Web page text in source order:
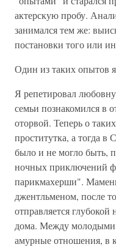
актерскую пробу.
занимался тем же:
постановки того или
Один из таких опытов
Я репетировал
семьи познакомился в
оторвой. Теперь о
проститутка, а тогда
было и не могло быть,
ночных приключений
парикмахерши".
джентльменом, после
отправляется
дома. Между
амурные отношения, в